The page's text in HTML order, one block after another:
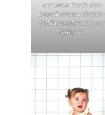
kommen durch den
angedeuteten Sketch-
Stil besonders gut zur
Geltung.